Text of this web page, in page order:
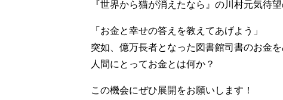
『世界から猫が消えたなら』の川村元気待望
「お金と幸せの答えを教えてあげよう」
突如、億万長者となった図書館司書のお金を
人間にとってお金とは何か？
この機会にぜひ展開をお願いします！